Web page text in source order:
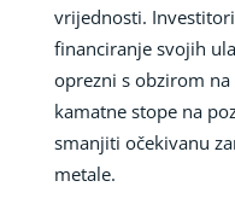
vrijednosti.
financiranje svojih
oprezni s obzirom
kamatne stope na
smanjiti očekivanu
metale.